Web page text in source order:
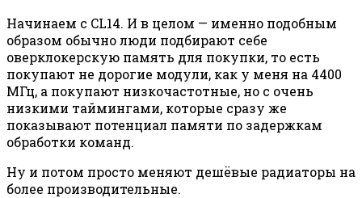
Начинаем с CL14. И в целом — именно подобным
образом обычно люди подбирают себе
оверклокерскую память для покупки, то есть
покупают не дорогие модули, как у меня на 4400
МГц, а покупают низкочастотные, но с очень
низкими таймингами, которые сразу же
показывают потенциал памяти по задержкам
обработки команд.
Ну и потом просто меняют дешёвые радиаторы на
более производительные.